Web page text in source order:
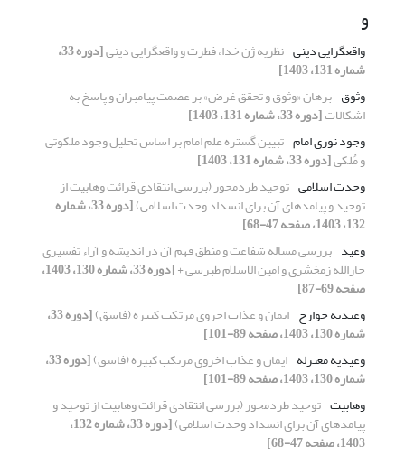
و
واقعگرایی دینی نظریه ژن خدا، فطرت و واقعگرایی دینی [دوره 33،
شماره 131، 1403]
وثوق برهان «وثوق و تحقق غرض» بر عصمت پیامبران و پاسخ به
اشکالات[دوره 33، شماره 131، 1403]
وجود نوری امام تبیین گستره علم امام بر اساس تحلیل وجود ملکوتی
و مُلکی[دوره 33، شماره 131، 1403]
وحدت اسلامی توحید طردمحور (بررسی انتقادی قرائت وهابیت از
توحید و پیامدهای آن برای انسداد وحدت اسلامی) [دوره 33، شماره
132، 1403، صفحه 47-68]
وعید بررسی مساله شفاعت و منطق فهم آن در اندیشه و آراء تفسیری
جارالله زمخشری و امین الاسلام طبرسی + [دوره 33، شماره 130، 1403،
صفحه 69-87]
وعیدیه خوارج ایمان و عذاب اخروی مرتکب کبیره (فاسق) [دوره 33،
شماره 130، 1403، صفحه 89-101]
وعیدیه معتزله ایمان و عذاب اخروی مرتکب کبیره (فاسق) [دوره 33،
شماره 130، 1403، صفحه 89-101]
وهابیت توحید طردمحور (بررسی انتقادی قرائت وهابیت از توحید و
پیامدهای آن برای انسداد وحدت اسلامی) [دوره 33، شماره 132،
1403، صفحه 47-68]